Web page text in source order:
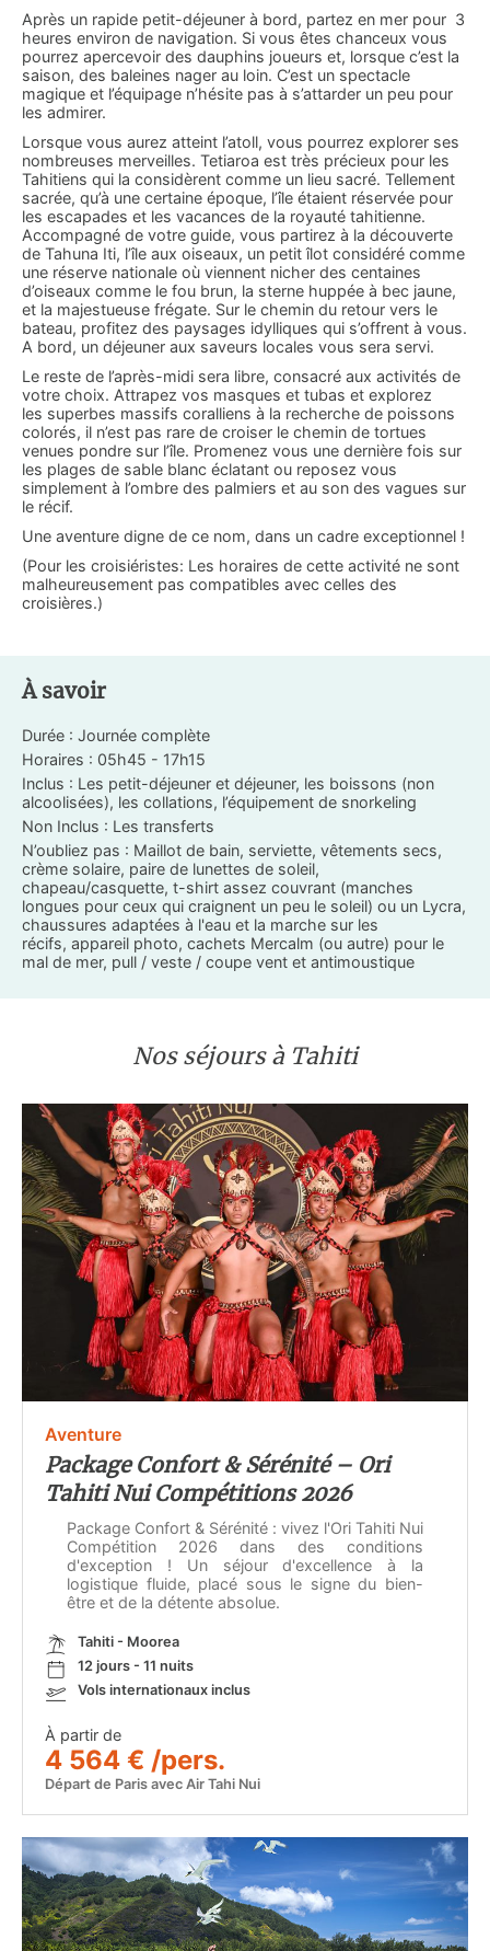
Après un rapide petit-déjeuner à bord, partez en mer pour 3
heures environ de navigation. Si vous êtes chanceux vous
pourrez apercevoir des dauphins joueurs et, lorsque c’est la
saison, des baleines nager au loin. C’est un spectacle
magique et l’équipage n’hésite pas à s’attarder un peu pour
les admirer.
Lorsque vous aurez atteint l’atoll, vous pourrez explorer ses
nombreuses merveilles. Tetiaroa est très précieux pour les
Tahitiens qui la considèrent comme un lieu sacré. Tellement
sacrée, qu’à une certaine époque, l’île étaient réservée pour
les escapades et les vacances de la royauté tahitienne.
Accompagné de votre guide, vous partirez à la découverte
de Tahuna Iti, l’île aux oiseaux, un petit îlot considéré comme
une réserve nationale où viennent nicher des centaines
d’oiseaux comme le fou brun, la sterne huppée à bec jaune,
et la majestueuse frégate. Sur le chemin du retour vers le
bateau, profitez des paysages idylliques qui s’offrent à vous.
A bord, un déjeuner aux saveurs locales vous sera servi.
Le reste de l’après-midi sera libre, consacré aux activités de
votre choix. Attrapez vos masques et tubas et explorez
les superbes massifs coralliens à la recherche de poissons
colorés, il n’est pas rare de croiser le chemin de tortues
venues pondre sur l’île. Promenez vous une dernière fois sur
les plages de sable blanc éclatant ou reposez vous
simplement à l’ombre des palmiers et au son des vagues sur
le récif.
Une aventure digne de ce nom, dans un cadre exceptionnel !
(Pour les croisiéristes: Les horaires de cette activité ne sont
malheureusement pas compatibles avec celles des
croisières.)
À savoir
Durée : Journée complète
Horaires : 05h45 - 17h15
Inclus : Les petit-déjeuner et déjeuner, les boissons (non
alcoolisées), les collations, l’équipement de snorkeling
Non Inclus : Les transferts
N’oubliez pas : Maillot de bain, serviette, vêtements secs,
crème solaire, paire de lunettes de soleil,
chapeau/casquette, t-shirt assez couvrant (manches
longues pour ceux qui craignent un peu le soleil) ou un Lycra,
chaussures adaptées à l'eau et la marche sur les
récifs, appareil photo, cachets Mercalm (ou autre) pour le
mal de mer, pull / veste / coupe vent et antimoustique
Nos séjours à Tahiti
Aventure
Package Confort & Sérénité – Ori
Tahiti Nui Compétitions 2026
Package Confort & Sérénité : vivez l'Ori Tahiti Nui
Compétition 2026 dans des conditions
d'exception ! Un séjour d'excellence à la
logistique fluide, placé sous le signe du bien-
être et de la détente absolue.
Tahiti - Moorea
12 jours - 11 nuits
Vols internationaux inclus
À partir de
4 564 € /pers.
Départ de Paris avec Air Tahi Nui